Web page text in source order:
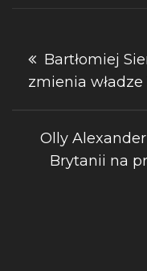
wpisu
Bartłomiej
zmienia władze
Olly
Brytanii na